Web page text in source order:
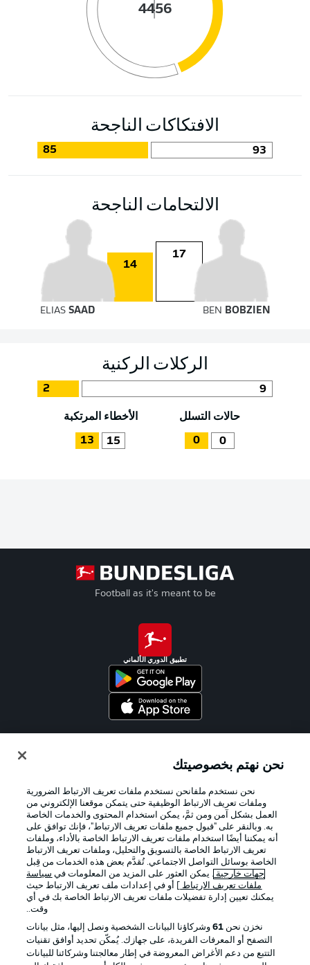
56
44
الافتكاكات الناجحة
93
85
الالتحامات الناجحة
17
14
ELIAS SAAD BEN BOBZIEN
الركلات الركنية
9
2
حالات التسلل
0
0
الأخطاء المرتكبة
15
13
Football as it's meant to be
تطبيق الدوري الألماني
الإعلانات الإخطارات القانونية
شروط الاستخدام الوظائف
نحن نهتم بخصوصيتك
نحن نستخدم ملفانحن نستخدم ملفات تعريف الارتباط الضرورية
وملفات تعريف الارتباط الوظيفية حتى يتمكن موقعنا الإلكتروني من
العمل بشكل آمن ومن ثمَّ، يمكن استخدام المحتوى والخدمات الخاصة
به. وبالنقر على "قبول جميع ملفات تعريف الارتباط"، فإنك توافق على
أنه يمكننا أيضًا استخدام ملفات تعريف الارتباط الخاصة بالأداء، وملفات
تعريف الارتباط الخاصة بالتسويق والتحليل، وملفات تعريف الارتباط
الخاصة بوسائل التواصل الاجتماعي. تُقدَّم بعض هذه الخدمات من قِبل
جهات خارجية . يمكن العثور على المزيد من المعلومات في سياسة
ملفات تعريف الارتباط
] أو في إعدادات ملف تعريف الارتباط حيث
يمكنك تعيين إدارة تفضيلات ملفات تعريف الارتباط الخاصة بك في أي
وقت..
نخزن نحن 61وشركاؤنا البيانات الشخصية ونصل إليها، مثل بيانات
التصفح أو المعرفات الفريدة، على جهازك. يُمكّن تحديد أوافق تقنيات
التتبع من دعم الأغراض المعروضة في إطار معالجتنا وشركائنا للبيانات